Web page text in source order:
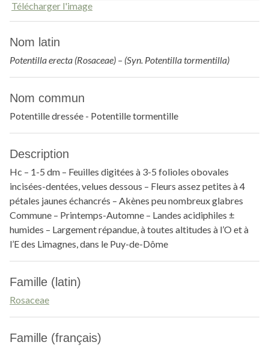
Télécharger l'image
Nom latin
Potentilla erecta (Rosaceae) – (Syn. Potentilla tormentilla)
Nom commun
Potentille dressée - Potentille tormentille
Description
Hc – 1-5 dm – Feuilles digitées à 3-5 folioles obovales
incisées-dentées, velues dessous – Fleurs assez petites à 4
pétales jaunes échancrés – Akènes peu nombreux glabres
Commune – Printemps-Automne – Landes acidiphiles ±
humides – Largement répandue, à toutes altitudes à l’O et à
l’E des Limagnes, dans le Puy-de-Dôme
Famille (latin)
Rosaceae
Famille (français)